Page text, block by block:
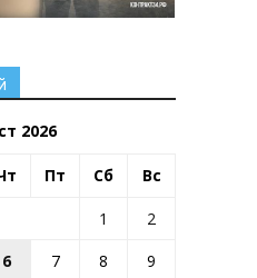
2026
Пт Сб Вс
1
2
6 7 8
9